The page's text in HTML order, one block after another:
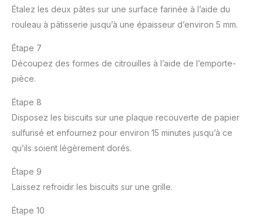
Étalez les deux pâtes sur une surface farinée à l’aide du
rouleau à pâtisserie jusqu’à une épaisseur d’environ 5 mm.
Étape 7
Découpez des formes de citrouilles à l’aide de l’emporte-
pièce.
Étape 8
Disposez les biscuits sur une plaque recouverte de papier
sulfurisé et enfournez pour environ 15 minutes jusqu’à ce
qu’ils soient légèrement dorés.
Étape 9
Laissez refroidir les biscuits sur une grille.
Étape 10